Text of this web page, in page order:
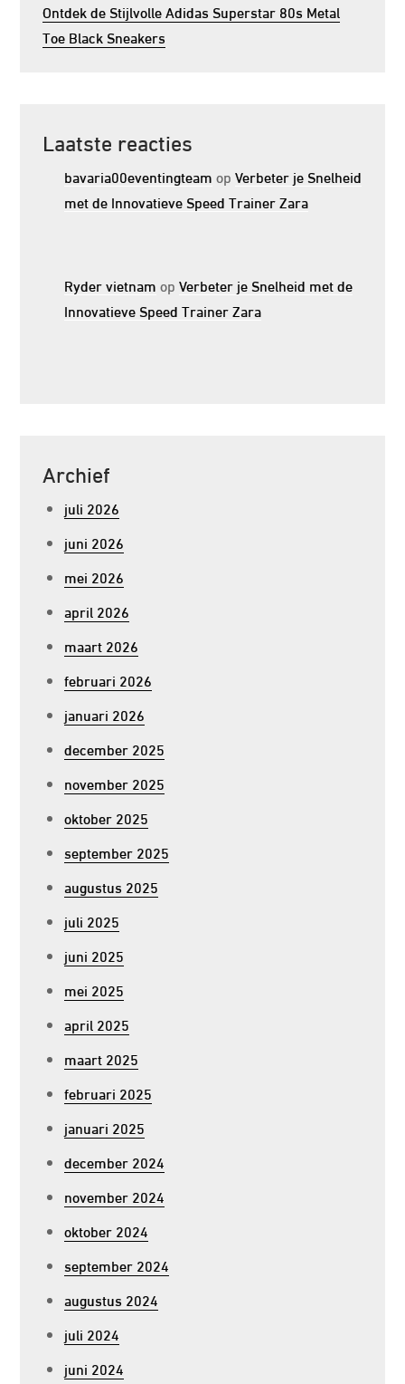
Ontdek de Stijlvolle Adidas Superstar 80s Metal
Toe Black Sneakers
Laatste reacties
bavaria00eventingteam opVerbeter je Snelheid
met de Innovatieve Speed Trainer Zara
Ryder vietnam opVerbeter je Snelheid met de
Innovatieve Speed Trainer Zara
Archief
juli 2026
juni 2026
mei 2026
april 2026
maart 2026
februari 2026
januari 2026
december 2025
november 2025
oktober 2025
september 2025
augustus 2025
juli 2025
juni 2025
mei 2025
april 2025
maart 2025
februari 2025
januari 2025
december 2024
november 2024
oktober 2024
september 2024
augustus 2024
juli 2024
juni 2024